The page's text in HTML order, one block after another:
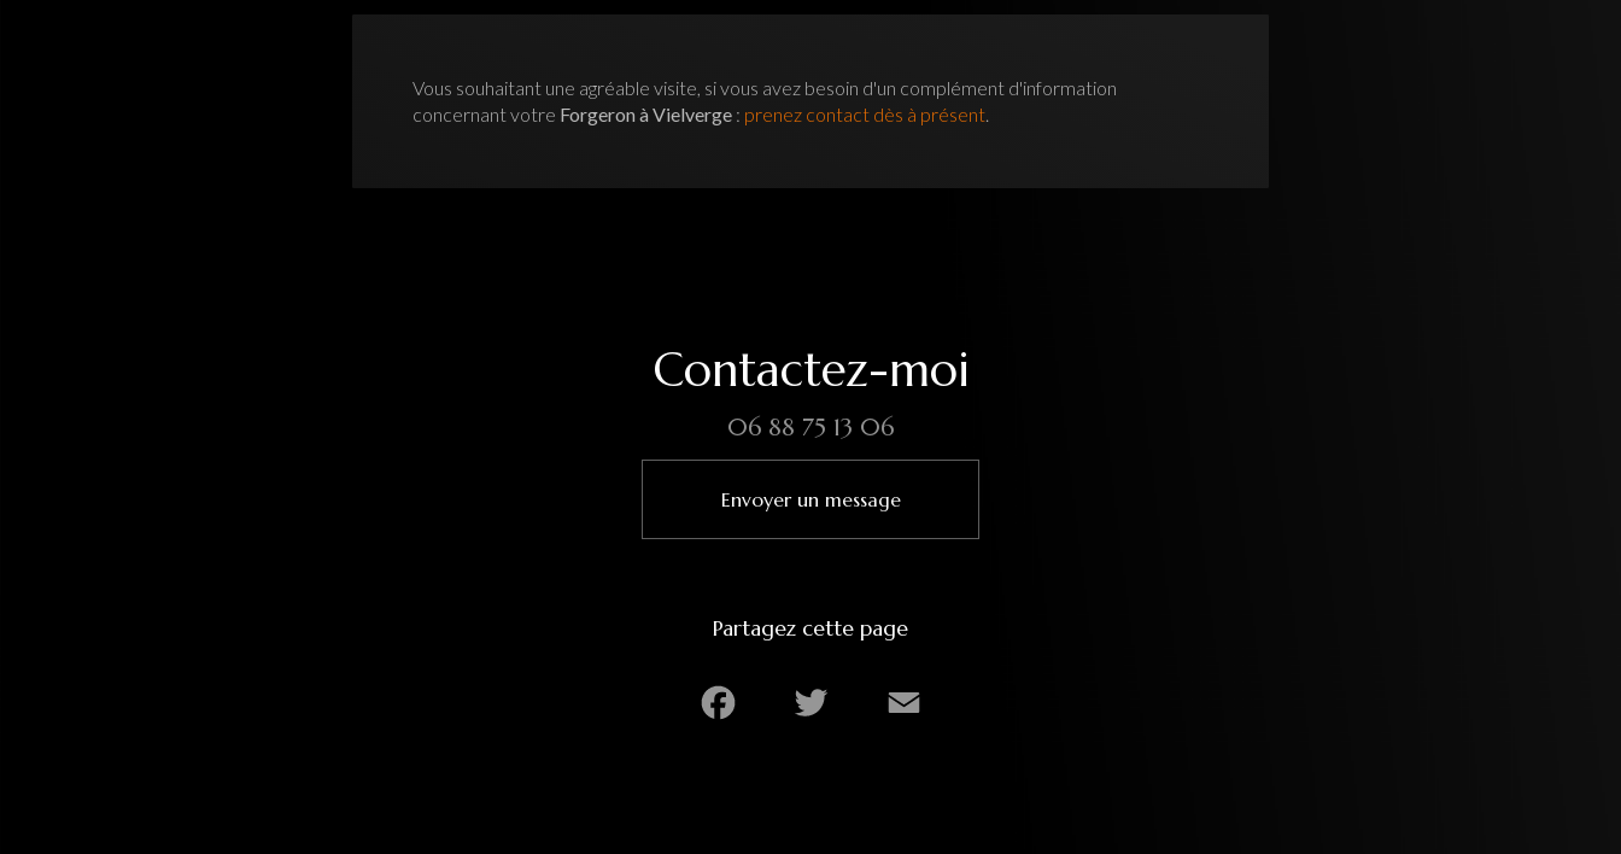
Vous souhaitant une agréable visite, si vous avez besoin d'un complément d'information
concernant votre Forgeron à Vielverge : prenez contact dès à présent.
Contactez-moi
06 88 75 13 06
Envoyer un message
Partagez cette page